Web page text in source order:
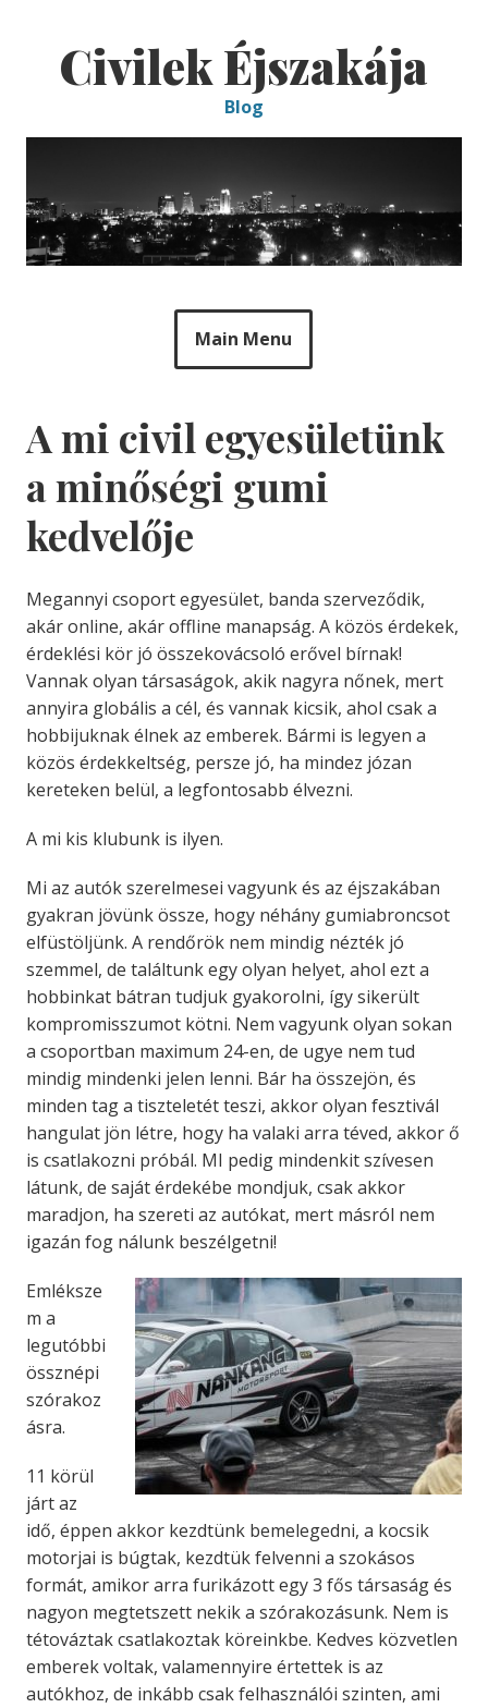
contentCivilek Éjszakája
Blog
Main Menu
A mi civil egyesületünk
a minőségi gumi
kedvelője
Megannyi csoport egyesület, banda szerveződik,
akár online, akár offline manapság. A közös érdekek,
érdeklési kör jó összekovácsoló erővel bírnak!
Vannak olyan társaságok, akik nagyra nőnek, mert
annyira globális a cél, és vannak kicsik, ahol csak a
hobbijuknak élnek az emberek. Bármi is legyen a
közös érdekkeltség, persze jó, ha mindez józan
kereteken belül, a legfontosabb élvezni.
A mi kis klubunk is ilyen.
Mi az autók szerelmesei vagyunk és az éjszakában
gyakran jövünk össze, hogy néhány gumiabroncsot
elfüstöljünk. A rendőrök nem mindig nézték jó
szemmel, de találtunk egy olyan helyet, ahol ezt a
hobbinkat bátran tudjuk gyakorolni, így sikerült
kompromisszumot kötni. Nem vagyunk olyan sokan
a csoportban maximum 24-en, de ugye nem tud
mindig mindenki jelen lenni. Bár ha összejön, és
minden tag a tiszteletét teszi, akkor olyan fesztivál
hangulat jön létre, hogy ha valaki arra téved, akkor ő
is csatlakozni próbál. MI pedig mindenkit szívesen
látunk, de saját érdekébe mondjuk, csak akkor
maradjon, ha szereti az autókat, mert másról nem
igazán fog nálunk beszélgetni!
Emléksze
m a
legutóbbi
össznépi
szórakoz
ásra.
11 körül
járt az
idő, éppen akkor kezdtünk bemelegedni, a kocsik
motorjai is búgtak, kezdtük felvenni a szokásos
formát, amikor arra furikázott egy 3 fős társaság és
nagyon megtetszett nekik a szórakozásunk. Nem is
tétováztak csatlakoztak köreinkbe. Kedves közvetlen
emberek voltak, valamennyire értettek is az
autókhoz, de inkább csak felhasználói szinten, ami